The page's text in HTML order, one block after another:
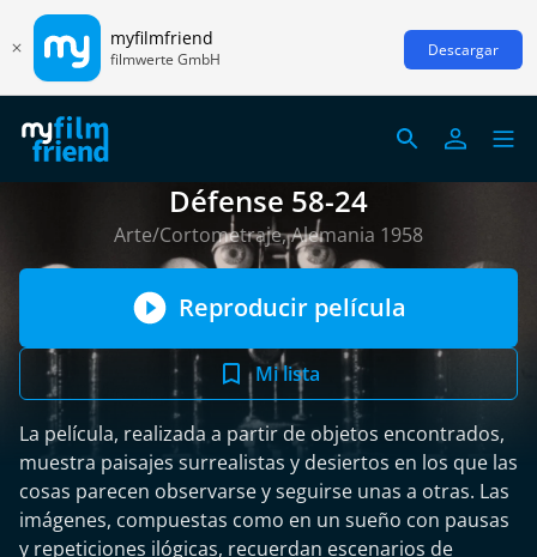
myfilmfriend
filmwerte GmbH Descargar
Défense 58-24
Arte/Cortometraje, Alemania 1958
Reproducir película
Mi lista
La película, realizada a partir de objetos encontrados,
muestra paisajes surrealistas y desiertos en los que las
cosas parecen observarse y seguirse unas a otras. Las
imágenes, compuestas como en un sueño con pausas
y repeticiones ilógicas, recuerdan escenarios de